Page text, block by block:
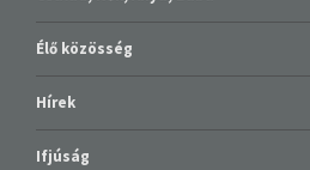
Élő közösség
Hírek
Ifjúság